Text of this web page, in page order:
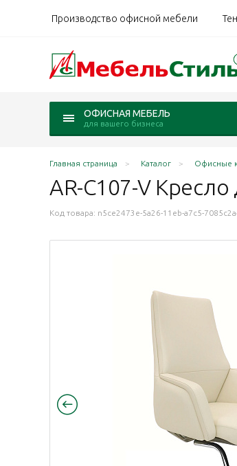
Производство офисной мебели
ОФИСНАЯ МЕБЕЛЬ
для вашего бизнеса
Главная страница Каталог Офисные
AR-C107-V
Код товара: n5ce2473e-5a26-11eb-a7c5-